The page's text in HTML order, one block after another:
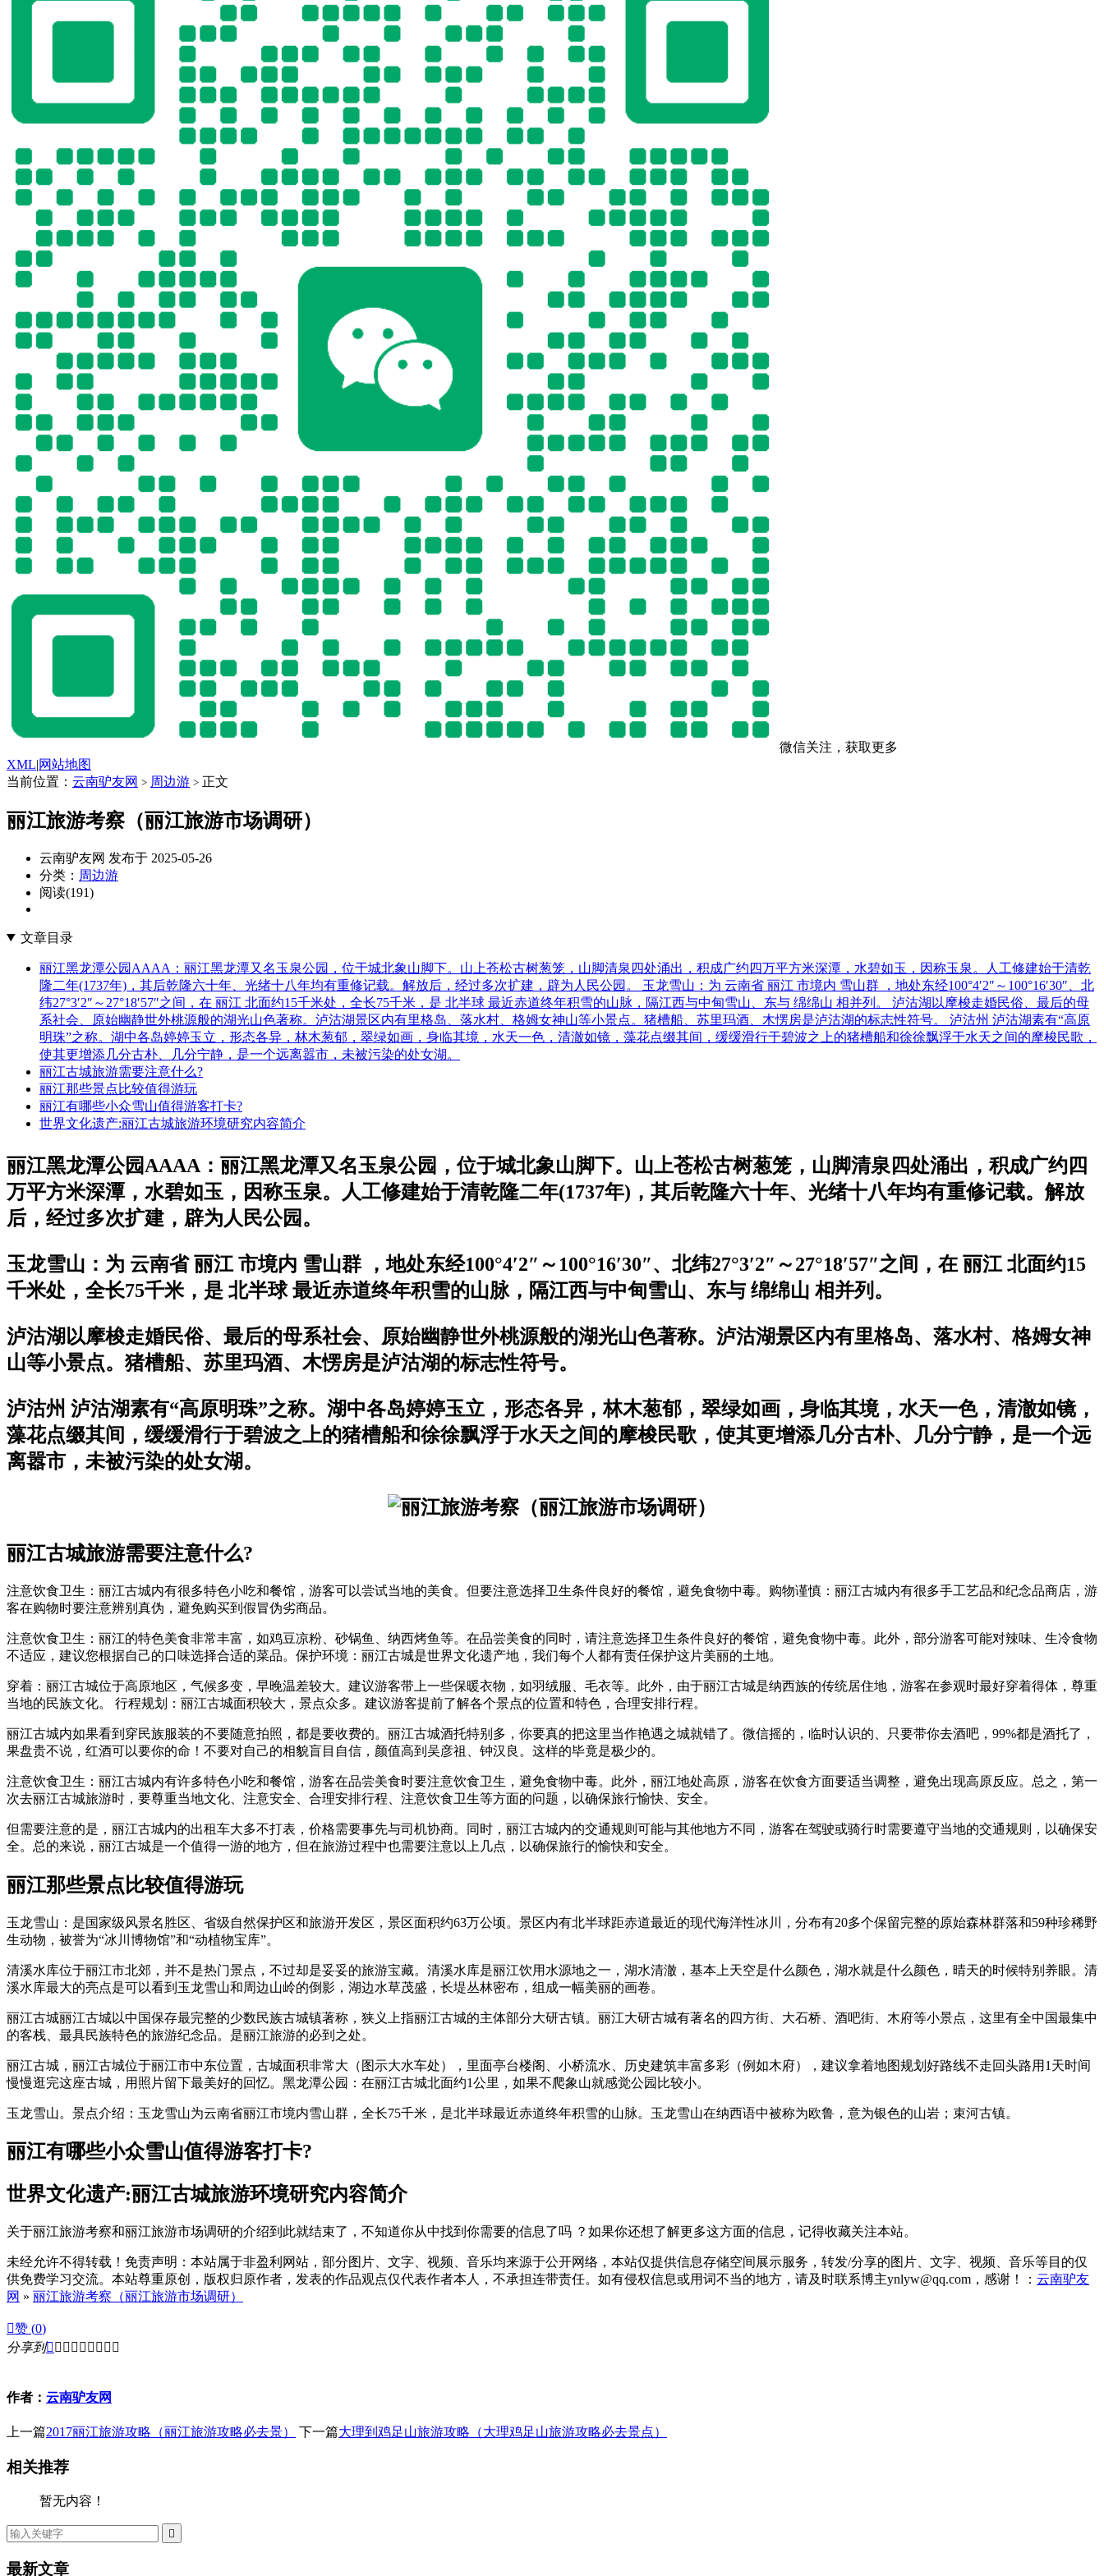
微信关注，获取更多
XML|网站地图
当前位置： 云南驴友网 > 周边游 > 正文
丽江旅游考察（丽江旅游市场调研）
云南驴友网 发布于 2025-05-26
分类： 周边游
阅读(191)
文章目录
丽江黑龙潭公园AAAA：丽江黑龙潭又名玉泉公园，位于城北象山脚下。山上苍松古树葱笼，山脚清泉四处涌出，积成广约四万平方米深潭，水碧如玉，因称玉泉。人工修建始于清乾
隆二年(1737年)，其后乾隆六十年、光绪十八年均有重修记载。解放后，经过多次扩建，辟为人民公园。 玉龙雪山：为 云南省 丽江 市境内 雪山群 ，地处东经100°4′2″～100°16′30″、北
纬27°3′2″～27°18′57″之间，在 丽江 北面约15千米处，全长75千米，是 北半球 最近赤道终年积雪的山脉，隔江西与中甸雪山、东与 绵绵山 相并列。 泸沽湖以摩梭走婚民俗、最后的母
系社会、原始幽静世外桃源般的湖光山色著称。泸沽湖景区内有里格岛、落水村、格姆女神山等小景点。猪槽船、苏里玛酒、木愣房是泸沽湖的标志性符号。 泸沽州 泸沽湖素有“高原
明珠”之称。湖中各岛婷婷玉立，形态各异，林木葱郁，翠绿如画，身临其境，水天一色，清澈如镜，藻花点缀其间，缓缓滑行于碧波之上的猪槽船和徐徐飘浮于水天之间的摩梭民歌，
使其更增添几分古朴、几分宁静，是一个远离嚣市，未被污染的处女湖。
丽江古城旅游需要注意什么?
丽江那些景点比较值得游玩
丽江有哪些小众雪山值得游客打卡?
世界文化遗产:丽江古城旅游环境研究内容简介
丽江黑龙潭公园AAAA：丽江黑龙潭又名玉泉公园，位于城北象山脚下。山上苍松古树葱笼，山脚清泉四处涌出，积成广约四
万平方米深潭，水碧如玉，因称玉泉。人工修建始于清乾隆二年(1737年)，其后乾隆六十年、光绪十八年均有重修记载。解放
后，经过多次扩建，辟为人民公园。
玉龙雪山：为 云南省 丽江 市境内 雪山群 ，地处东经100°4′2″～100°16′30″、北纬27°3′2″～27°18′57″之间，在 丽江 北面约15
千米处，全长75千米，是 北半球 最近赤道终年积雪的山脉，隔江西与中甸雪山、东与 绵绵山 相并列。
泸沽湖以摩梭走婚民俗、最后的母系社会、原始幽静世外桃源般的湖光山色著称。泸沽湖景区内有里格岛、落水村、格姆女神
山等小景点。猪槽船、苏里玛酒、木愣房是泸沽湖的标志性符号。
泸沽州 泸沽湖素有“高原明珠”之称。湖中各岛婷婷玉立，形态各异，林木葱郁，翠绿如画，身临其境，水天一色，清澈如镜，
藻花点缀其间，缓缓滑行于碧波之上的猪槽船和徐徐飘浮于水天之间的摩梭民歌，使其更增添几分古朴、几分宁静，是一个远
离嚣市，未被污染的处女湖。
丽江古城旅游需要注意什么?
注意饮食卫生：丽江古城内有很多特色小吃和餐馆，游客可以尝试当地的美食。但要注意选择卫生条件良好的餐馆，避免食物中毒。购物谨慎：丽江古城内有很多手工艺品和纪念品商店，游
客在购物时要注意辨别真伪，避免购买到假冒伪劣商品。
注意饮食卫生：丽江的特色美食非常丰富，如鸡豆凉粉、砂锅鱼、纳西烤鱼等。在品尝美食的同时，请注意选择卫生条件良好的餐馆，避免食物中毒。此外，部分游客可能对辣味、生冷食物
不适应，建议您根据自己的口味选择合适的菜品。保护环境：丽江古城是世界文化遗产地，我们每个人都有责任保护这片美丽的土地。
穿着：丽江古城位于高原地区，气候多变，早晚温差较大。建议游客带上一些保暖衣物，如羽绒服、毛衣等。此外，由于丽江古城是纳西族的传统居住地，游客在参观时最好穿着得体，尊重
当地的民族文化。 行程规划：丽江古城面积较大，景点众多。建议游客提前了解各个景点的位置和特色，合理安排行程。
丽江古城内如果看到穿民族服装的不要随意拍照，都是要收费的。丽江古城酒托特别多，你要真的把这里当作艳遇之城就错了。微信摇的，临时认识的、只要带你去酒吧，99%都是酒托了，
果盘贵不说，红酒可以要你的命！不要对自己的相貌盲目自信，颜值高到吴彦祖、钟汉良。这样的毕竟是极少的。
注意饮食卫生：丽江古城内有许多特色小吃和餐馆，游客在品尝美食时要注意饮食卫生，避免食物中毒。此外，丽江地处高原，游客在饮食方面要适当调整，避免出现高原反应。总之，第一
次去丽江古城旅游时，要尊重当地文化、注意安全、合理安排行程、注意饮食卫生等方面的问题，以确保旅行愉快、安全。
但需要注意的是，丽江古城内的出租车大多不打表，价格需要事先与司机协商。同时，丽江古城内的交通规则可能与其他地方不同，游客在驾驶或骑行时需要遵守当地的交通规则，以确保安
全。总的来说，丽江古城是一个值得一游的地方，但在旅游过程中也需要注意以上几点，以确保旅行的愉快和安全。
丽江那些景点比较值得游玩
玉龙雪山：是国家级风景名胜区、省级自然保护区和旅游开发区，景区面积约63万公顷。景区内有北半球距赤道最近的现代海洋性冰川，分布有20多个保留完整的原始森林群落和59种珍稀野
生动物，被誉为“冰川博物馆”和“动植物宝库”。
清溪水库位于丽江市北郊，并不是热门景点，不过却是妥妥的旅游宝藏。清溪水库是丽江饮用水源地之一，湖水清澈，基本上天空是什么颜色，湖水就是什么颜色，晴天的时候特别养眼。清
溪水库最大的亮点是可以看到玉龙雪山和周边山岭的倒影，湖边水草茂盛，长堤丛林密布，组成一幅美丽的画卷。
丽江古城丽江古城以中国保存最完整的少数民族古城镇著称，狭义上指丽江古城的主体部分大研古镇。丽江大研古城有著名的四方街、大石桥、酒吧街、木府等小景点，这里有全中国最集中
的客栈、最具民族特色的旅游纪念品。是丽江旅游的必到之处。
丽江古城，丽江古城位于丽江市中东位置，古城面积非常大（图示大水车处），里面亭台楼阁、小桥流水、历史建筑丰富多彩（例如木府），建议拿着地图规划好路线不走回头路用1天时间
慢慢逛完这座古城，用照片留下最美好的回忆。黑龙潭公园：在丽江古城北面约1公里，如果不爬象山就感觉公园比较小。
玉龙雪山。景点介绍：玉龙雪山为云南省丽江市境内雪山群，全长75千米，是北半球最近赤道终年积雪的山脉。玉龙雪山在纳西语中被称为欧鲁，意为银色的山岩；束河古镇。
丽江有哪些小众雪山值得游客打卡?
世界文化遗产:丽江古城旅游环境研究内容简介
关于丽江旅游考察和丽江旅游市场调研的介绍到此就结束了，不知道你从中找到你需要的信息了吗 ？如果你还想了解更多这方面的信息，记得收藏关注本站。
未经允许不得转载！免责声明：本站属于非盈利网站，部分图片、文字、视频、音乐均来源于公开网络，本站仅提供信息存储空间展示服务，转发/分享的图片、文字、视频、音乐等目的仅
供免费学习交流。本站尊重原创，版权归原作者，发表的作品观点仅代表作者本人，不承担连带责任。如有侵权信息或用词不当的地方，请及时联系博主ynlyw@qq.com，感谢！： 云南驴友
网 » 丽江旅游考察（丽江旅游市场调研）
赞 (0)
分享到        
作者： 云南驴友网
上一篇2017丽江旅游攻略（丽江旅游攻略必去景） 下一篇大理到鸡足山旅游攻略（大理鸡足山旅游攻略必去景点）
相关推荐
暂无内容！

最新文章